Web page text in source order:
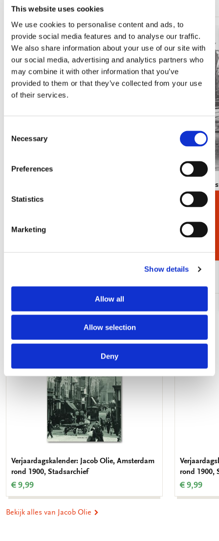
This website uses cookies
We use cookies to personalise content and ads, to
provide social media features and to analyse our traffic.
We also share information about your use of our site with
our social media, advertising and analytics partners who
may combine it with other information that you’ve
provided to them or that they’ve collected from your use
of their services.
Selection
Necessary
Preferences
Statistics
Marketing
Show details
Allow all
Allow selection
Deny
Toevoegen
aan
verlanglijst
€ 9,99
Poster:
gracht
€ 9,99
Toevoegen
Verjaardagskalender: Jacob Olie, Amsterdam
rond 1900, Stadsarchief
€ 9,99
rond 1900,
€ 9,99
Bekijk alles van Jacob Olie
Cadeaukiezer